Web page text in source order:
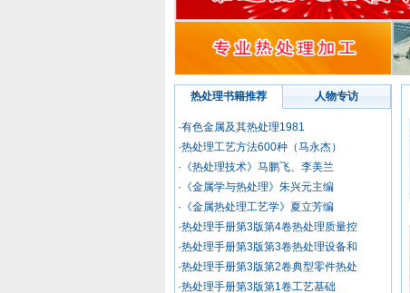
Cr12MoV 锻造加热曲线
热处理书籍推荐 人物专访
·有色金属及其热处理1981
·热处理工艺方法600种（马永杰）
·《热处理技术》马鹏飞、李美兰
·《金属学与热处理》朱兴元主编
·《金属热处理工艺学》夏立芳编
·热处理手册第3版第4卷热处理质量控
·热处理手册第3版第3卷热处理设备和
·热处理手册第3版第2卷典型零件热处
·热处理手册第3版第1卷工艺基础